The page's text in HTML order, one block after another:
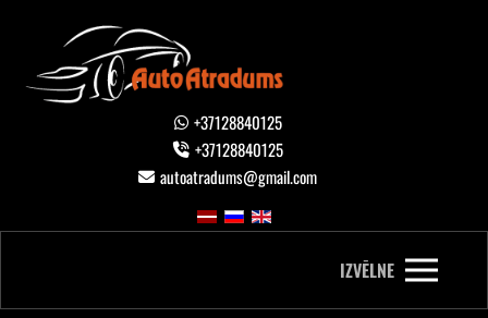
+37128840125
+37128840125
autoatradums@gmail.com
IZVĒLNE